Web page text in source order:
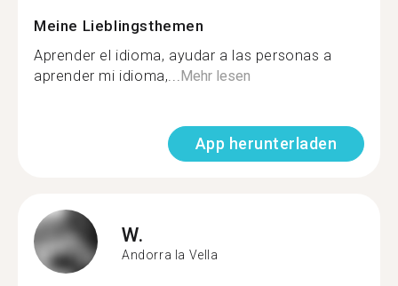
Meine Lieblingsthemen
Aprender el idioma, ayudar a las personas a
aprender mi idioma,... Mehr lesen
App herunterladen
W.
Andorra la Vella